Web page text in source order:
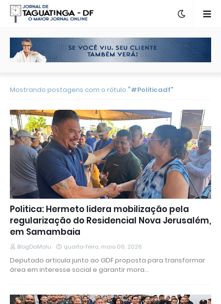
Mostrando postagens com o rótulo #Politicadf
Politica: Hermeto lidera mobilização pela
regularização do Residencial Nova Jerusalém,
em Samambaia
BlogDaMalu quarta-feira, maio 06, 2026
Deputado articula junto ao GDF proposta para transformar
área em interesse social e garantir mora…